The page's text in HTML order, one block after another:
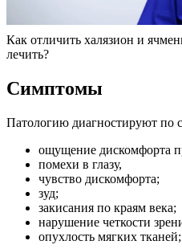
Как отличить халязион и
лечить?
Симптомы
Патологию диагностируют по
ощущение дискомфорта
помехи в глазу,
чувство дискомфорта;
зуд;
закисания по краям века;
нарушение четкости
опухлость мягких тканей;